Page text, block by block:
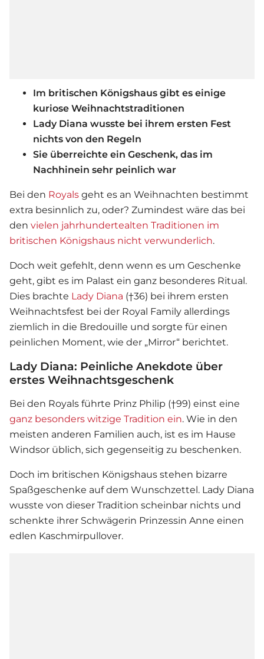
Im britischen Königshaus gibt es einige
kuriose Weihnachtstraditionen
Lady Diana wusste bei ihrem ersten Fest
nichts von den Regeln
Sie überreichte ein Geschenk, das im
Nachhinein sehr peinlich war
Bei den Royals geht es an Weihnachten bestimmt
extra besinnlich zu, oder? Zumindest wäre das bei
den vielen jahrhundertealten Traditionen im
britischen Königshaus nicht verwunderlich.
Doch weit gefehlt, denn wenn es um Geschenke
geht, gibt es im Palast ein ganz besonderes Ritual.
Dies brachte Lady Diana (†36) bei ihrem ersten
Weihnachtsfest bei der Royal Family allerdings
ziemlich in die Bredouille und sorgte für einen
peinlichen Moment, wie der „Mirror“ berichtet.
Lady Diana: Peinliche Anekdote über
erstes Weihnachtsgeschenk
Bei den Royals führte Prinz Philip (†99) einst eine
ganz besonders witzige Tradition ein. Wie in den
meisten anderen Familien auch, ist es im Hause
Windsor üblich, sich gegenseitig zu beschenken.
Doch im britischen Königshaus stehen bizarre
Spaßgeschenke auf dem Wunschzettel. Lady Diana
wusste von dieser Tradition scheinbar nichts und
schenkte ihrer Schwägerin Prinzessin Anne einen
edlen Kaschmirpullover.